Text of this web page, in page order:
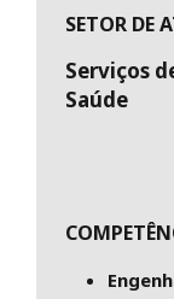
SETOR DE
Serviços
Saúde